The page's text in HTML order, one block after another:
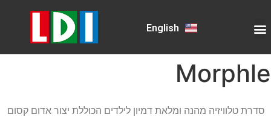
English
Morphle
סדרת טלוויזיה מהנה ומלאת דמיון לילדים הכוללת יצור אדום קסום